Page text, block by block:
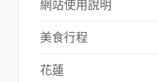
網站使用說明
美食行程
花蓮